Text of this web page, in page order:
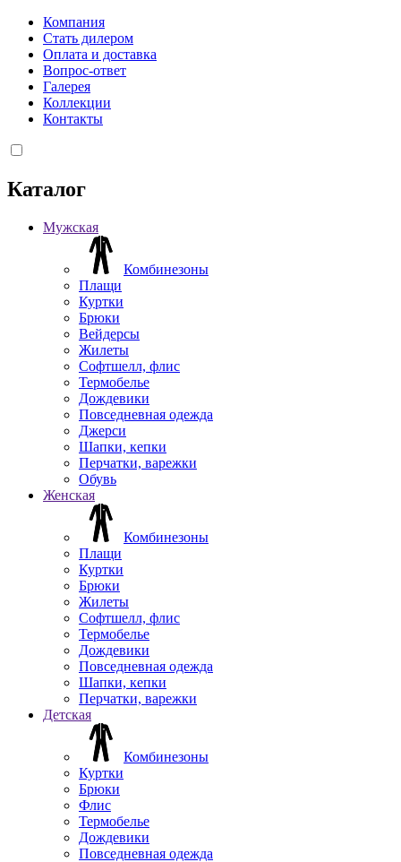
Компания
Стать дилером
Оплата и доставка
Вопрос-ответ
Галерея
Коллекции
Контакты
Каталог
Мужская
Комбинезоны
Плащи
Куртки
Брюки
Вейдерсы
Жилеты
Софтшелл, флис
Термобелье
Дождевики
Повседневная одежда
Джерси
Шапки, кепки
Перчатки, варежки
Обувь
Женская
Комбинезоны
Плащи
Куртки
Брюки
Жилеты
Софтшелл, флис
Термобелье
Дождевики
Повседневная одежда
Шапки, кепки
Перчатки, варежки
Детская
Комбинезоны
Куртки
Брюки
Флис
Термобелье
Дождевики
Повседневная одежда